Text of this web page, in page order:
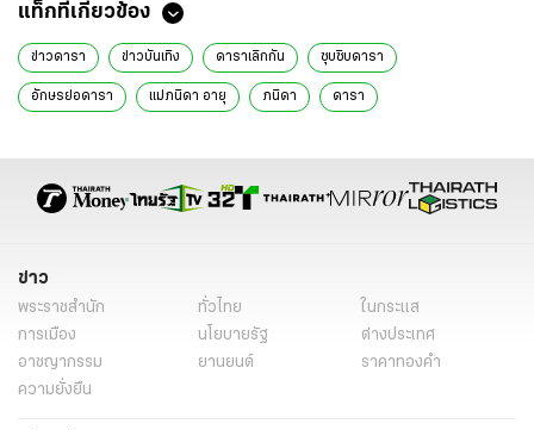
แท็กที่เกี่ยวข้อง
ข่าวดารา ข่าวบันเทิง ดาราเลิกกัน ซุบซิบดารา
อักษรย่อดารา แม่ภนิดา อายุ ภนิดา ดารา
ข่าว
พระราชสำนัก ทั่วไทย
ในกระแส
การเมือง
นโยบายรัฐ
ต่างประเทศ
อาชญากรรม
ยานยนต์
ราคาทองคำ
ความยั่งยืน